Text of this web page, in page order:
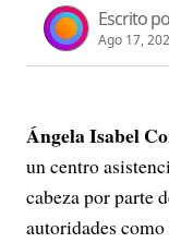
Escrito
Ago 17,
Ángela Isabel
un centro
cabeza por parte
autoridades como